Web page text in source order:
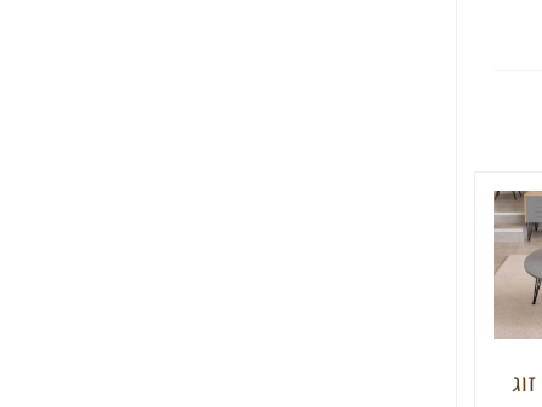
זוג